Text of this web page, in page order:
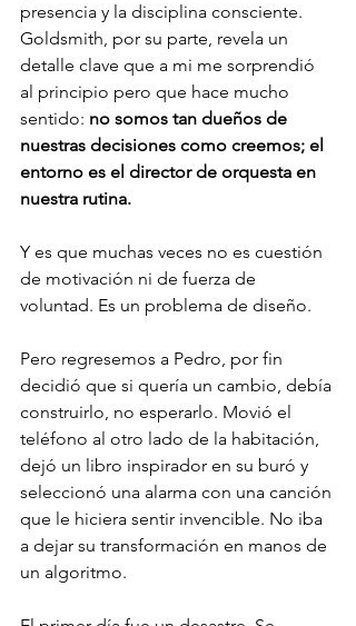
presencia y la disciplina consciente.
Goldsmith, por su parte, revela un
detalle clave que a mi me sorprendió
al principio pero que hace mucho
sentido: no somos tan dueños de
nuestras decisiones como creemos; el
entorno es el director de orquesta en
nuestra rutina.
Y es que muchas veces no es cuestión
de motivación ni de fuerza de
voluntad. Es un problema de diseño.
Pero regresemos a Pedro, por fin
decidió que si quería un cambio, debía
construirlo, no esperarlo. Movió el
teléfono al otro lado de la habitación,
dejó un libro inspirador en su buró y
seleccionó una alarma con una canción
que le hiciera sentir invencible. No iba
a dejar su transformación en manos de
un algoritmo.